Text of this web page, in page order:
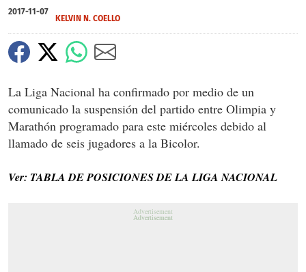
2017-11-07
KELVIN N. COELLO
La Liga Nacional ha confirmado por medio de un
comunicado la suspensión del partido entre Olimpia y
Marathón programado para este miércoles debido al
llamado de seis jugadores a la Bicolor.
Ver: TABLA DE POSICIONES DE LA LIGA NACIONAL